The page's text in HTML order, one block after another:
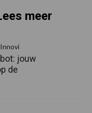
meer
jouw
de